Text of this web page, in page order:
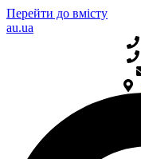
Перейти до вмісту
au.ua